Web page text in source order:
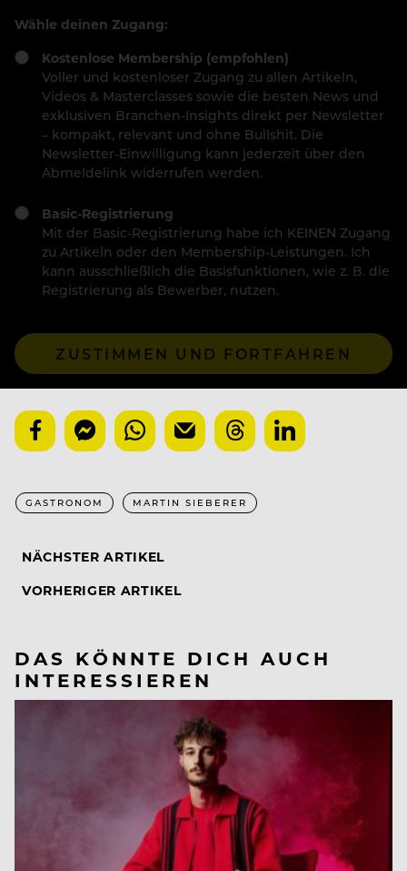
Wähle deinen Zugang:
Kostenlose Membership (empfohlen)
Voller und kostenloser Zugang zu allen Artikeln,
Videos & Masterclasses sowie die besten News und
exklusiven Branchen-Insights direkt per Newsletter
– kompakt, relevant und ohne Bullshit. Die
Newsletter-Einwilligung kann jederzeit über den
Abmeldelink widerrufen werden.
Basic-Registrierung
Mit der Basic-Registrierung habe ich KEINEN Zugang
zu Artikeln oder den Membership-Leistungen. Ich
kann ausschließlich die Basisfunktionen, wie z. B. die
Registrierung als Bewerber, nutzen.
ZUSTIMMEN UND FORTFAHREN
GASTRONOM MARTIN SIEBERER
NÄCHSTER ARTIKEL
VORHERIGER ARTIKEL
DAS KÖNNTE DICH AUCH
INTERESSIEREN